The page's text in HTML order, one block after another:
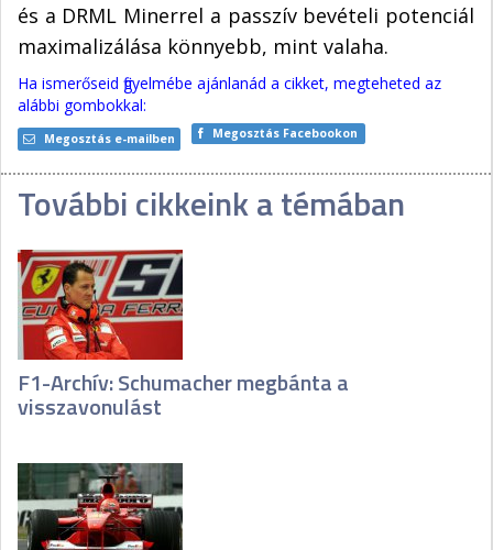
és a DRML Minerrel a passzív bevételi potenciál
maximalizálása könnyebb, mint valaha.
Ha ismerőseid figyelmébe ajánlanád a cikket, megteheted az
alábbi gombokkal:
Megosztás e-mailben Megosztás Facebookon
További cikkeink a témában
F1-Archív: Schumacher megbánta a
visszavonulást